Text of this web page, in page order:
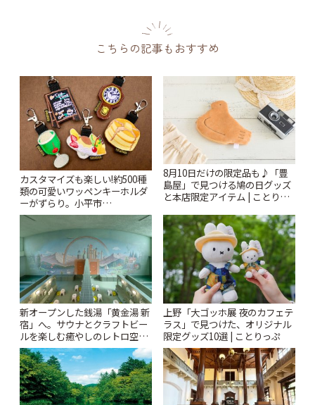
こちらの記事もおすすめ
カスタマイズも楽しい!約500種
類の可愛いワッペンキーホルダ
ーがずらり。小平市
「Kimamaya T&K」 | ことりっ
8月10日だけの限定品も♪「豊
島屋」で見つける鳩の日グッズ
と本店限定アイテム | ことりっ
新オープンした銭湯「黄金湯 新
宿」へ。サウナとクラフトビー
ルを楽しむ癒やしのレトロ空間
| ことりっぷ
上野「大ゴッホ展 夜のカフェテ
ラス」で見つけた、オリジナル
限定グッズ10選 | ことりっぷ